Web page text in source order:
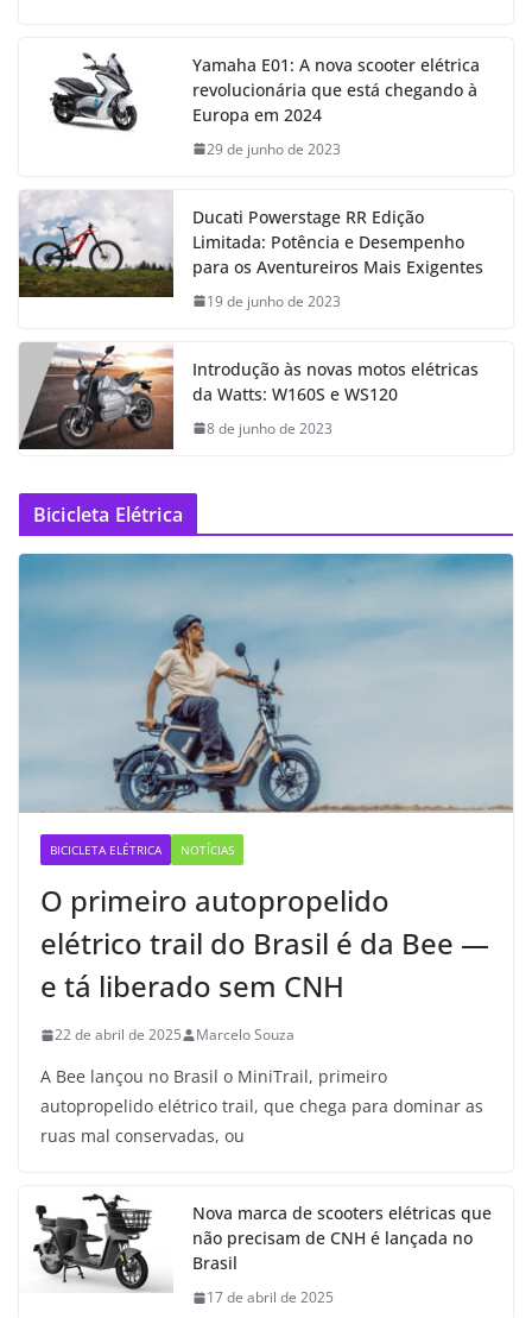
Yamaha E01: A nova scooter elétrica
revolucionária que está chegando à
Europa em 2024
29 de junho de 2023
Ducati Powerstage RR Edição
Limitada: Potência e Desempenho
para os Aventureiros Mais Exigentes
19 de junho de 2023
Introdução às novas motos elétricas
da Watts: W160S e WS120
8 de junho de 2023
Bicicleta Elétrica
BICICLETA ELÉTRICA NOTÍCIAS
O primeiro autopropelido
elétrico trail do Brasil é da Bee —
e tá liberado sem CNH
22 de abril de 2025 Marcelo Souza
A Bee lançou no Brasil o MiniTrail, primeiro
autopropelido elétrico trail, que chega para dominar as
ruas mal conservadas, ou
Nova marca de scooters elétricas que
não precisam de CNH é lançada no
Brasil
17 de abril de 2025